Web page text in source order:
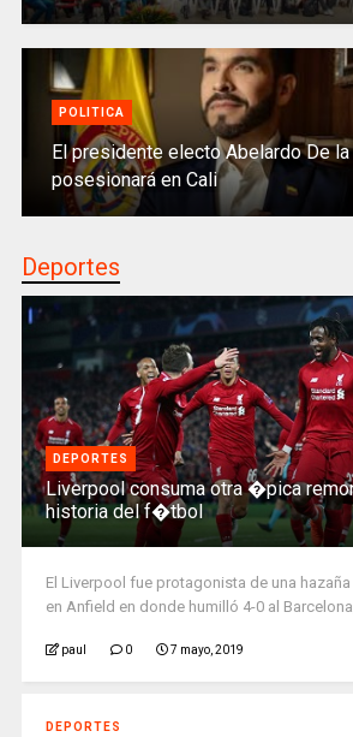
millones de colombianos
POLITICA
El presidente electo Abelardo De
posesionará en Cali
Deportes
DEPORTES
Liverpool consuma otra �pica
historia del f�tbol
El Liverpool fue protagonista de una
en Anfield en donde humilló 4-0 al
paul 0 7 mayo, 2019
DEPORTES